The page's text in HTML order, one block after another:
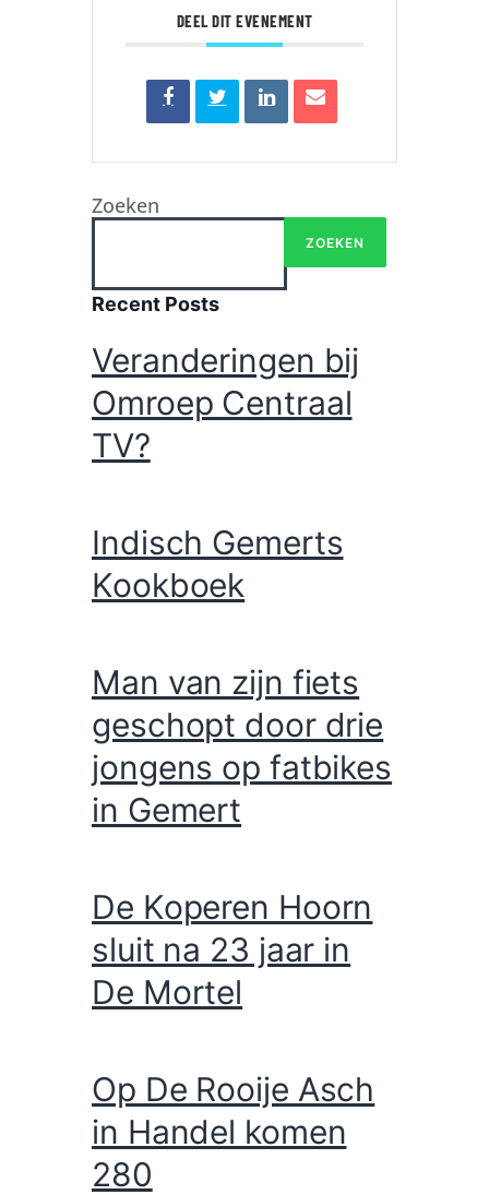
DEEL DIT EVENEMENT
Zoeken
ZOEKEN
Recent Posts
Veranderingen bij
Omroep Centraal
TV?
Indisch Gemerts
Kookboek
Man van zijn fiets
geschopt door drie
jongens op fatbikes
in Gemert
De Koperen Hoorn
sluit na 23 jaar in
De Mortel
Op De Rooije Asch
in Handel komen
280